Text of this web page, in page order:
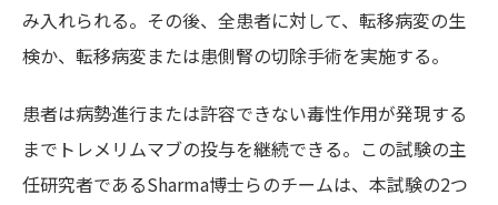
み入れられる。その後、全患者に対して、転移病変の生
検か、転移病変または患側腎の切除手術を実施する。
患者は病勢進行または許容できない毒性作用が発現する
までトレメリムマブの投与を継続できる。この試験の主
任研究者であるSharma博士らのチームは、本試験の2つ